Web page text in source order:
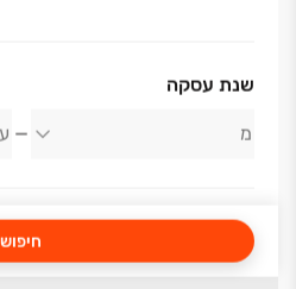
שנת עסקה
חיפוש